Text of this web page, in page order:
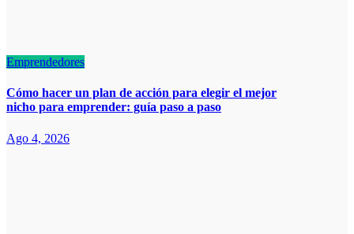
Emprendedores
Cómo hacer un plan de acción para elegir el mejor
nicho para emprender: guía paso a paso
Ago 4, 2026